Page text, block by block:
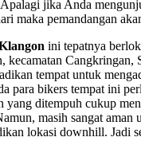
jika Anda
maka pemandangan
ini tepatnya
kecamatan Cangkringan,
tempat untuk
para bikers tempat ini
yang ditempuh cukup
masih sangat aman
lokasi downhill. Jadi